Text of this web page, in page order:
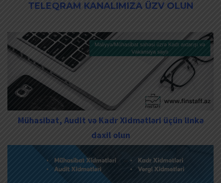
TELEQRAM KANALIMIZA ÜZV OLUN
Mühasibat, Audit və Kadr Xidmətləri üçün linkə
daxil olun